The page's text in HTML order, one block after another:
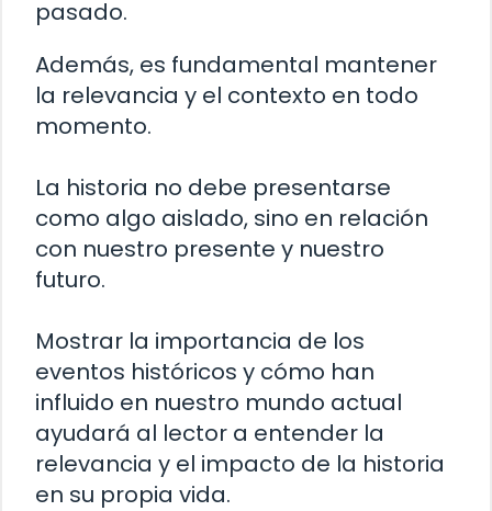
pasado.
Además, es fundamental mantener
la relevancia y el contexto en todo
momento.
La historia no debe presentarse
como algo aislado, sino en relación
con nuestro presente y nuestro
futuro.
Mostrar la importancia de los
eventos históricos y cómo han
influido en nuestro mundo actual
ayudará al lector a entender la
relevancia y el impacto de la historia
en su propia vida.